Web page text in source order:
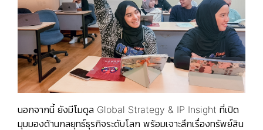
นอกจากนี้ ยังมีโมดูล Global Strategy & IP Insight ที่เปิด
มุมมองด้านกลยุทธ์ธุรกิจระดับโลก พร้อมเจาะลึกเรื่องทรัพย์สิน